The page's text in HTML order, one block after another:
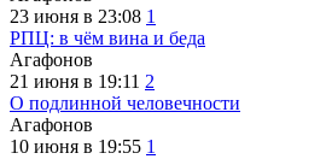
23 июня в 23:08 1
РПЦ: в чём вина и беда
Агафонов
21 июня в 19:11 2
О подлинной человечности
Агафонов
10 июня в 19:55 1